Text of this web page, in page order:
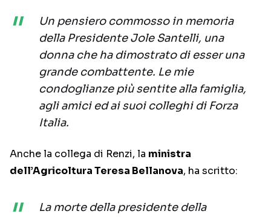
Un pensiero commosso in memoria
della Presidente Jole Santelli, una
donna che ha dimostrato di esser una
grande combattente. Le mie
condoglianze più sentite alla famiglia,
agli amici ed ai suoi colleghi di Forza
Italia.
Anche la collega di Renzi, la ministra
dell’Agricoltura Teresa Bellanova, ha scritto:
La morte della presidente della